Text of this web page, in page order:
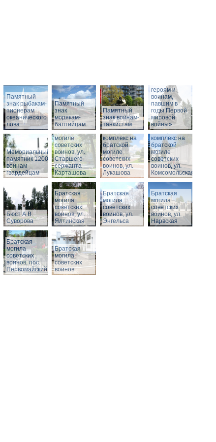
Памятный
знак рыбакам-
пионерам
океанического
лова
Памятный
знак
морякам-
балтийцам
Памятный
знак воинам-
танкистам
героям и
воинам,
павшим в
годы Первой
мировой
войны»
Мемориальный
памятник 1200
воинам-
гвардейцам
Мемориальный
комплекс на
братской
могиле
советских
воинов, ул.
Старшего
сержанта
Карташова
Мемориальный
комплекс на
братской
могиле
советских
воинов, ул.
Лукашова
Мемориальный
комплекс на
братской
могиле
советских
воинов, ул.
Комсомольская
Бюст А.В.
Суворова
Братская
могила
советских
воинов, ул.
Ялтинская
Братская
могила
советских
воинов, ул.
Энгельса
Братская
могила
советских
воинов, ул.
Нарвская
Братская
могила
советских
воинов, пос.
Первомайский
Братская
могила
советских
воинов